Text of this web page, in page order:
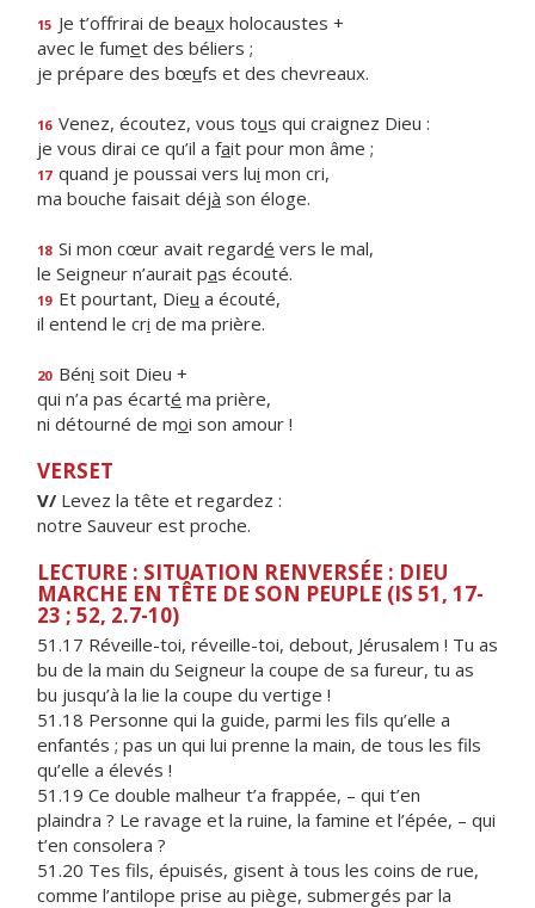
15 Je t’offrirai de beaux holocaustes +
avec le fumet des béliers ;
je prépare des bœufs et des chevreaux.
16 Venez, écoutez, vous tous qui craignez Dieu :
je vous dirai ce qu’il a fait pour mon âme ;
17 quand je poussai vers lui mon cri,
ma bouche faisait déjà son éloge.
18 Si mon cœur avait regardé vers le mal,
le Seigneur n’aurait pas écouté.
19 Et pourtant, Dieu a écouté,
il entend le cri de ma prière.
20 Béni soit Dieu +
qui n’a pas écarté ma prière,
ni détourné de moi son amour !
VERSET
V/ Levez la tête et regardez :
notre Sauveur est proche.
LECTURE : SITUATION RENVERSÉE : DIEU
MARCHE EN TÊTE DE SON PEUPLE (IS 51, 17-
23 ; 52, 2.7-10)
51.17 Réveille-toi, réveille-toi, debout, Jérusalem ! Tu as
bu de la main du Seigneur la coupe de sa fureur, tu as
bu jusqu’à la lie la coupe du vertige !
51.18 Personne qui la guide, parmi les fils qu’elle a
enfantés ; pas un qui lui prenne la main, de tous les fils
qu’elle a élevés !
51.19 Ce double malheur t’a frappée, – qui t’en
plaindra ? Le ravage et la ruine, la famine et l’épée, – qui
t’en consolera ?
51.20 Tes fils, épuisés, gisent à tous les coins de rue,
comme l’antilope prise au piège, submergés par la